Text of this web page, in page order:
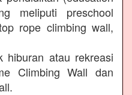
meliputi preschool
rope climbing wall,
hiburan atau rekreasi
Climbing Wall dan